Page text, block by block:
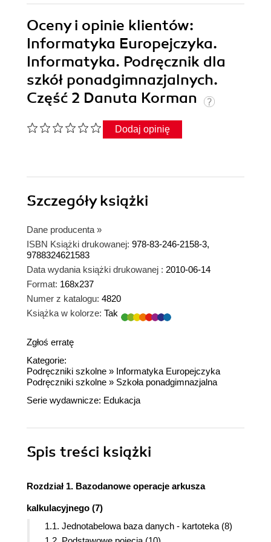
Oceny i opinie klientów:
Informatyka Europejczyka.
Informatyka. Podręcznik dla
szkół ponadgimnazjalnych.
Część 2 Danuta Korman
Dodaj opinię
Szczegółyksiążki
Dane producenta »
ISBN Książki drukowanej: 978-83-246-2158-3,
9788324621583
Data wydania książki drukowanej : 2010-06-14
Format: 168x237
Numer z katalogu: 4820
Książka w kolorze: Tak
Zgłoś erratę
Kategorie:
Podręczniki szkolne » Informatyka Europejczyka
Podręczniki szkolne » Szkoła ponadgimnazjalna
Serie wydawnicze: Edukacja
Spis treści książki
Rozdział 1. Bazodanowe operacje arkusza
kalkulacyjnego (7)
1.1. Jednotabelowa baza danych - kartoteka (8)